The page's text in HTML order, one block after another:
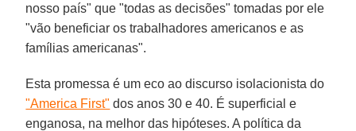
nosso país" que "todas as decisões" tomadas por ele
"vão beneficiar os trabalhadores americanos e as
famílias americanas".
Esta promessa é um eco ao discurso isolacionista do
"America First" dos anos 30 e 40. É superficial e
enganosa, na melhor das hipóteses. A política da